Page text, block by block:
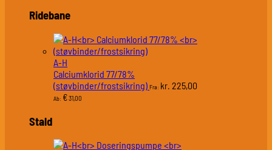
Ridebane
A-H
Calciumklorid 77/78%
(støvbinder/frostsikring) Fra: kr. 225,00
Ab: €31,00
Stald